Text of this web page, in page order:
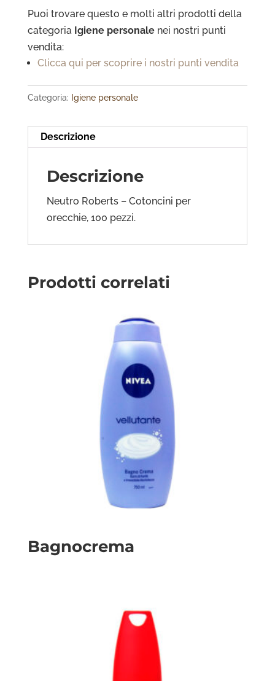
Puoi trovare questo e molti altri prodotti della
categoria Igiene personale nei nostri punti
vendita:
Clicca qui per scoprire i nostri punti vendita
Categoria: Igiene personale
Descrizione
Descrizione
Neutro Roberts – Cotoncini per
orecchie, 100 pezzi.
Prodotti correlati
Bagnocrema